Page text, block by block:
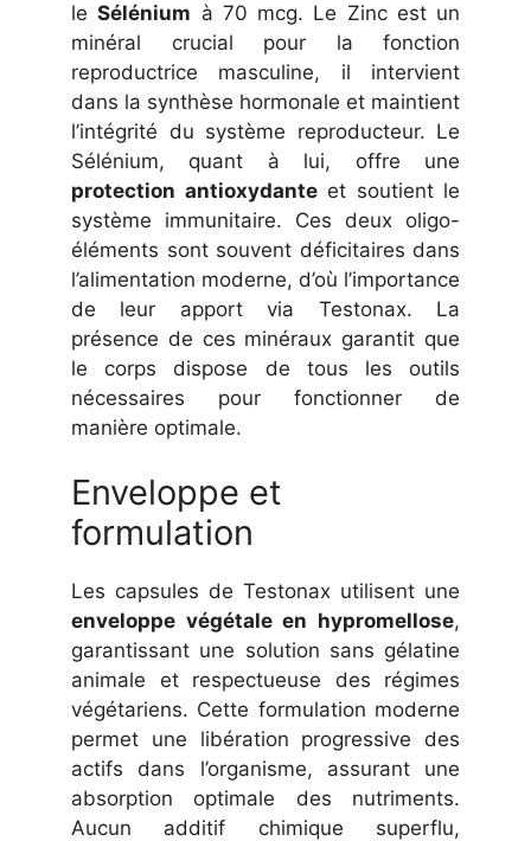
leSélénium à 70 mcg. Le Zinc est un
minéral crucial pour la fonction
reproductrice masculine, il intervient
dans la synthèse hormonale et maintient
l’intégrité du système reproducteur. Le
Sélénium, quant à lui, offre une
protection antioxydanteet soutient le
système immunitaire. Ces deux oligo-
éléments sont souvent déficitaires dans
l’alimentation moderne, d’où l’importance
de leur apport via Testonax. La
présence de ces minéraux garantit que
le corps dispose de tous les outils
nécessaires pour fonctionner de
manière optimale.
Enveloppe et
formulation
Les capsules de Testonax utilisent une
enveloppe végétale en hypromellose,
garantissant une solution sans gélatine
animale et respectueuse des régimes
végétariens. Cette formulation moderne
permet une libération progressive des
actifs dans l’organisme, assurant une
absorption optimale des nutriments.
Aucun additif chimique superflu,